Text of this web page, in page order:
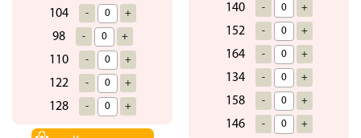
104 - +
98 - +
110 - +
122 - +
128 - +
140 - +
152 - +
164 - +
134 - +
158 - +
146 - +